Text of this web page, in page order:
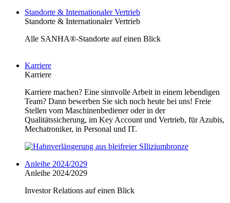
Standorte & Internationaler Vertrieb
Standorte & Internationaler Vertrieb
Alle SANHA®-Standorte auf einen Blick
Karriere
Karriere
Karriere machen? Eine sinnvolle Arbeit in einem lebendigen
Team? Dann bewerben Sie sich noch heute bei uns! Freie
Stellen vom Maschinenbediener oder in der
Qualitätssicherung, im Key Account und Vertrieb, für Azubis,
Mechatroniker, in Personal und IT.
Anleihe 2024/2029
Anleihe 2024/2029
Investor Relations auf einen Blick